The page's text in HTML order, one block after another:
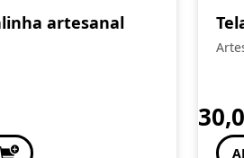
artesanal